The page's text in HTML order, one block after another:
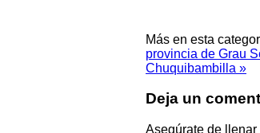
Más en esta
provincia de Grau
Chuquibambilla »
Deja un
Asegúrate de